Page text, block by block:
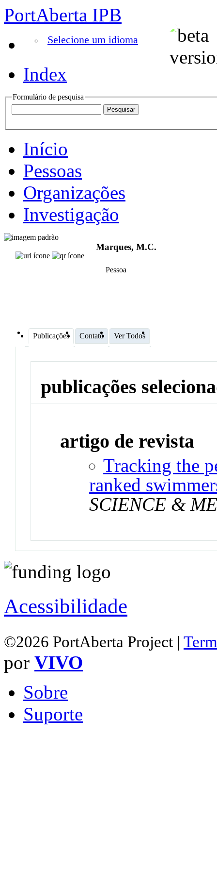
PortAberta IPB
Selecione um idioma
Index
Formulário de pesquisa
Início
Pessoas
Organizações
Investigação
Marques, M.C.
Pessoa
Publicações Contato Ver Todos
publicações
artigo de revista
Tracking the
ranked
SCIENCE &
Acessibilidade
©2026 PortAberta Project |
por VIVO
Sobre
Suporte